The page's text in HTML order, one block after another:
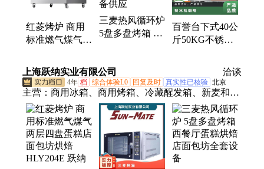
红菱烤炉 商用
标准燃气煤气两
包坊烘焙
HLY204E 浩博
三麦热风循环炉
5盘多盘烤箱 西
供应
百誉台下式40公
斤50KG不锈钢
奶茶店小型专用
上海跃纳实业有限公司 洽谈
4年 档 综合体验L0 回复及时 真实性已核验 北京
主营： 商用冰箱、商用烤箱、冷藏醒发箱、新麦和面
机、星崎制冰机、三麦烤箱、开酥机、万能蒸烤箱